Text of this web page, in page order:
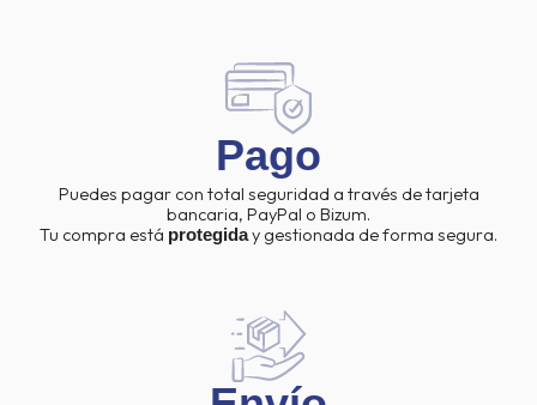
Pago
Puedes pagar con total seguridad a través de tarjeta
bancaria, PayPal o Bizum.
Tu compra está protegiday gestionada de forma segura.